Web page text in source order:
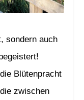
sondern auch
Blütenpracht
zwischen